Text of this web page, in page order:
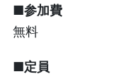
■参加費
無料
■定員